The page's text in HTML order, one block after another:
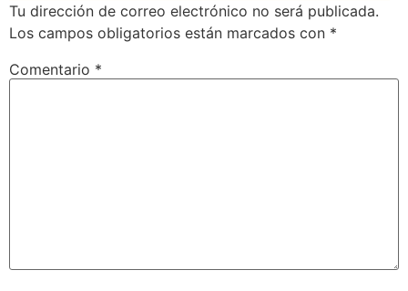
Tu dirección de correo electrónico no será publicada.
Los campos obligatorios están marcados con *
Comentario *